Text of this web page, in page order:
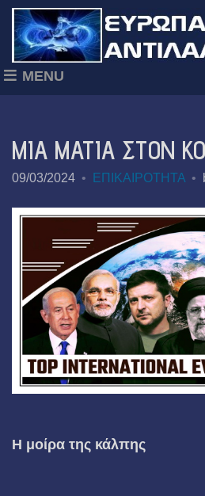
MENU
ΜΙΑ ΜΑΤΙΑ ΣΤΟΝ
09/03/2024 ΕΠΙΚΑΙΡΟΤΗΤΑ
Η μοίρα της κάλπης